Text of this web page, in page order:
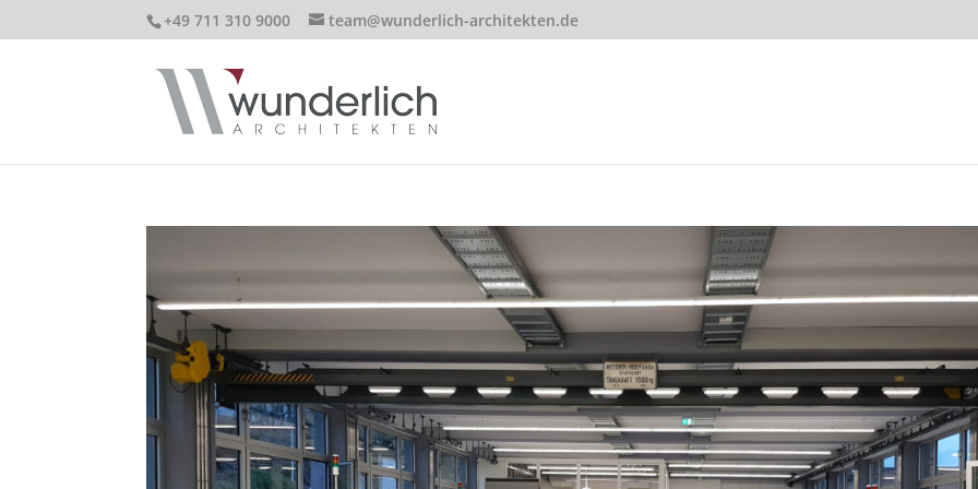
+49 711 310 9000 team@wunderlich-architekten.de